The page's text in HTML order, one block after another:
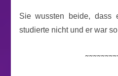
Sie wussten beide, dass
studierte nicht und er war